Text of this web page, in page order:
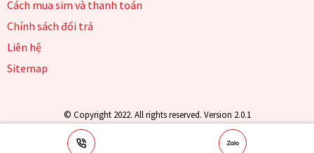
Cách mua sim và thanh toán
Chính sách đổi trả
Liên hệ
Sitemap
© Copyright 2022. All rights reserved. Version 2.0.1